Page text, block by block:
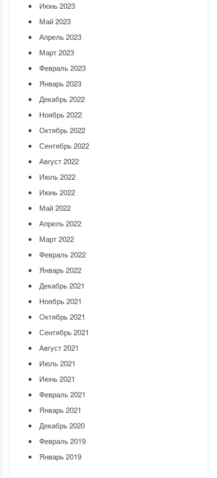
Июнь 2023
Май 2023
Апрель 2023
Март 2023
Февраль 2023
Январь 2023
Декабрь 2022
Ноябрь 2022
Октябрь 2022
Сентябрь 2022
Август 2022
Июль 2022
Июнь 2022
Май 2022
Апрель 2022
Март 2022
Февраль 2022
Январь 2022
Декабрь 2021
Ноябрь 2021
Октябрь 2021
Сентябрь 2021
Август 2021
Июль 2021
Июнь 2021
Февраль 2021
Январь 2021
Декабрь 2020
Февраль 2019
Январь 2019